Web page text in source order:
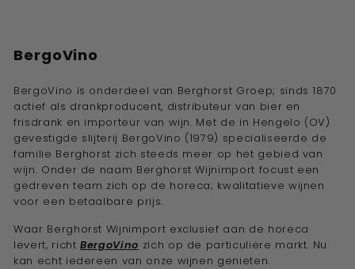
BergoVino
BergoVino is onderdeel van Berghorst Groep; sinds 1870
actief als drankproducent, distributeur van bier en
frisdrank en importeur van wijn. Met de in Hengelo (OV)
gevestigde slijterij BergoVino (1979) specialiseerde de
familie Berghorst zich steeds meer op het gebied van
wijn. Onder de naam Berghorst Wijnimport focust een
gedreven team zich op de horeca; kwalitatieve wijnen
voor een betaalbare prijs.
Waar Berghorst Wijnimport exclusief aan de horeca
levert, richtBergoVino zich op de particuliere markt. Nu
kan echt iedereen van onze wijnen genieten.